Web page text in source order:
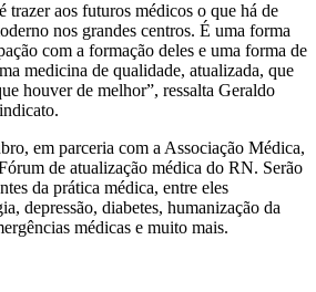
trazer aos futuros médicos o que há de
nos grandes centros. É uma forma
com a formação deles e uma forma de
medicina de qualidade, atualizada, que
houver de melhor”, ressalta Geraldo
em parceria com a Associação Médica,
de atualização médica do RN. Serão
da prática médica, entre eles
depressão, diabetes, humanização da
médicas e muito mais.